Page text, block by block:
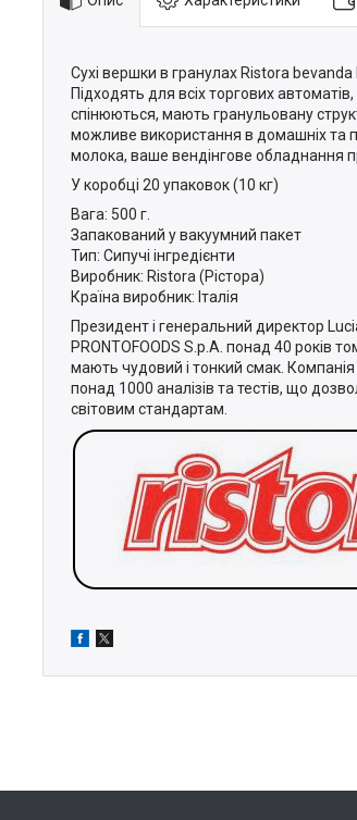
Сухі вершки в гранулах Ristora
Підходять для всіх торгових
спінюються, мають гранульовану
можливе використання в домашніх та
молока, ваше вендінгове обладнання
У коробці 20 упаковок (10 кг)
Вага: 500 г.
Запакований у вакуумний пакет
Тип: Сипучі інгредієнти
Виробник: Ristora (Рістора)
Країна виробник: Італія
Президент і генеральний директор
PRONTOFOODS S.p.A. понад 40 років
мають чудовий і тонкий смак.
понад 1000 аналізів та тестів, що
світовим стандартам.